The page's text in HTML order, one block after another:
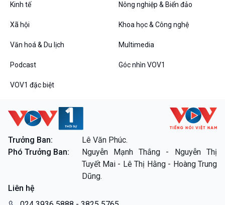
10 phút Sự kiện - Luận bàn
Dòng chảy sự kiện
Đối thoại
Chuyện đêm
Thanh âm ký sự
Chân dung cuộc sống
Các chương trình đặc biệt
Kinh tế Nông nghiệp & Biển đảo
Xã hội Khoa học & Công nghệ
Văn hoá & Du lịch Multimedia
Podcast Góc nhìn VOV1
VOV1 đặc biệt
Trưởng Ban:
Lê Văn Phúc.
Phó Trưởng Ban:
Nguyễn Mạnh Thắng - Nguyễn Thị
Tuyết Mai - Lê Thị Hằng - Hoàng Trung
Dũng.
Liên hệ